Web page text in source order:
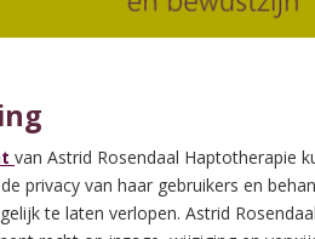
van Astrid Rosendaal Haptotherapie
privacy van haar gebruikers en
te laten verlopen. Astrid